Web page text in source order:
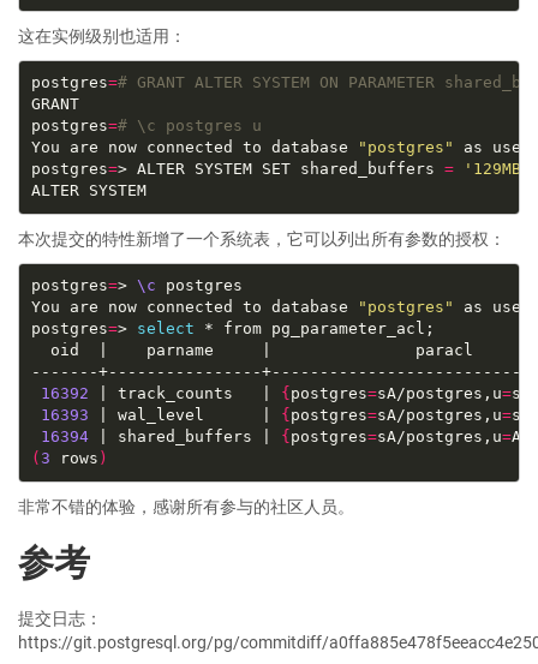
这在实例级别也适用：
postgres=# GRANT ALTER SYSTEM ON PARAMETER
GRANT
postgres=# \c postgres u
You are now connected to database
"postgres" as
postgres=> ALTER SYSTEM SET shared_buffers =
'129MB'
ALTER SYSTEM
本次提交的特性新增了一个系统表，它可以列出所有参数的授权：
postgres=> \c
You are now connected to database
"postgres" as
postgres=> select
16392 | track_counts   | { postgres=sA/postgres,u=s/
16393 | wal_level      | { postgres=sA/postgres,u=s/
16394 | shared_buffers | { postgres=sA/postgres,u=A/
( 3 rows )
非常不错的体验，感谢所有参与的社区人员。
参考
提交日志：
https://git.postgresql.org/pg/commitdiff/